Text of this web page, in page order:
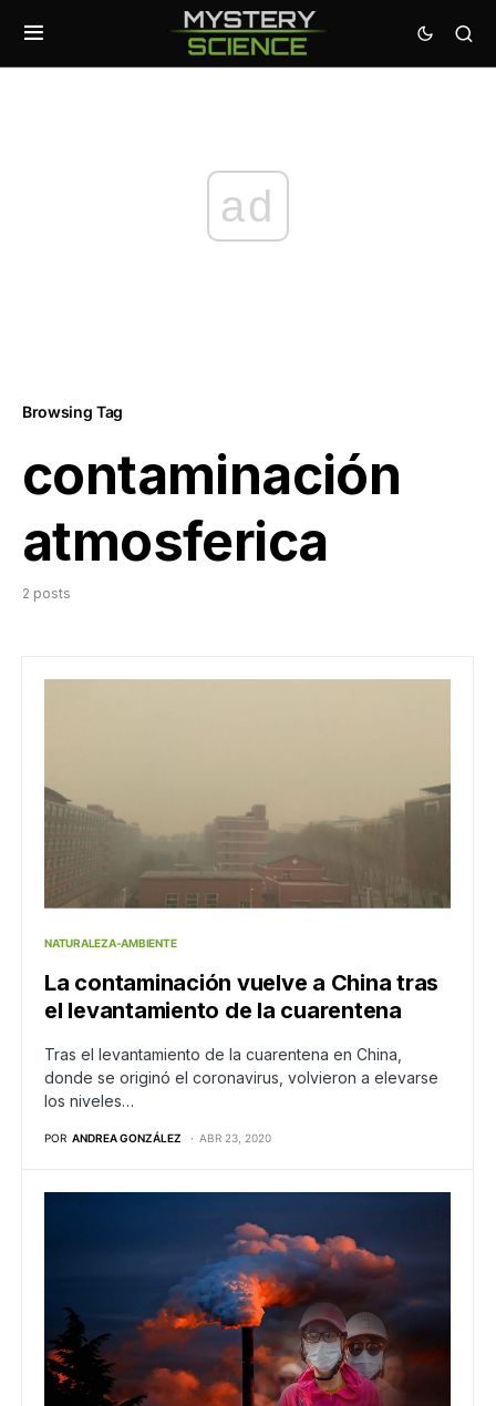
ad
Browsing Tag
contaminación
atmosferica
2 posts
NATURALEZA-AMBIENTE
La contaminación vuelve a China tras
el levantamiento de la cuarentena
Tras el levantamiento de la cuarentena en China,
donde se originó el coronavirus, volvieron a elevarse
los niveles…
POR ANDREA GONZÁLEZ ABR 23, 2020